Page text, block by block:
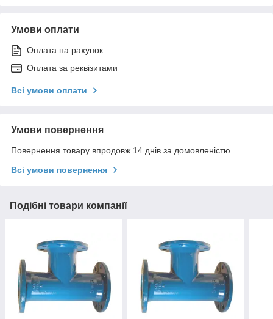
Умови оплати
Оплата на рахунок
Оплата за реквізитами
Всі умови оплати
Умови повернення
Повернення товару впродовж 14 днів за домовленістю
Всі умови повернення
Подібні товари компанії